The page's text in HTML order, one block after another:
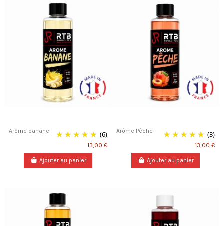
Arôme banane (6)
13,00 €
Ajouter au panier
Arôme Pêche (3)
13,00 €
Ajouter au panier